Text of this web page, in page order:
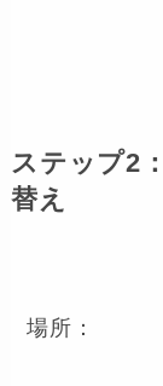
ステップ2
替え
場所：